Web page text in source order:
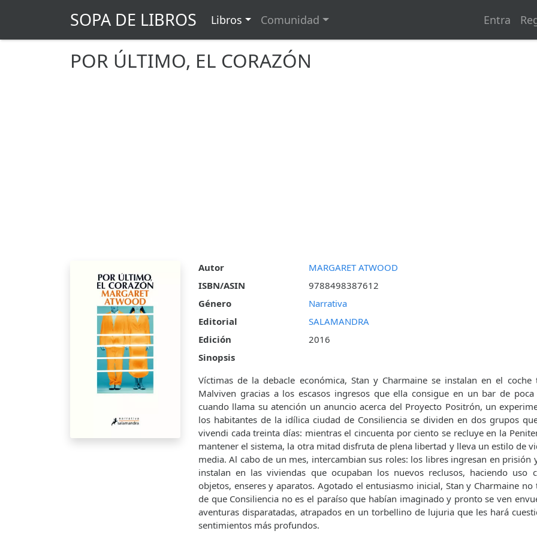
SOPA DE LIBROS Libros Comunidad Entra
POR ÚLTIMO, EL CORAZÓN
Autor
MARGARET ATWOOD
ISBN/ASIN
9788498387612
Género
Narrativa
Editorial
SALAMANDRA
Edición
2016
Sinopsis
Víctimas de la debacle económica, Stan y Charmaine se instalan en el coche
Malviven gracias a los escasos ingresos que ella consigue en un bar de poca
cuando llama su atención un anuncio acerca del Proyecto Positrón, un
los habitantes de la idílica ciudad de Consiliencia se dividen en dos grupos
vivendi cada treinta días: mientras el cincuenta por ciento se recluye en la
mantener el sistema, la otra mitad disfruta de plena libertad y lleva un estilo de
media. Al cabo de un mes, intercambian sus roles: los libres ingresan en prisión
instalan en las viviendas que ocupaban los nuevos reclusos, haciendo uso
objetos, enseres y aparatos. Agotado el entusiasmo inicial, Stan y Charmaine no
de que Consiliencia no es el paraíso que habían imaginado y pronto se ven
aventuras disparatadas, atrapados en un torbellino de lujuria que les hará
sentimientos más profundos.